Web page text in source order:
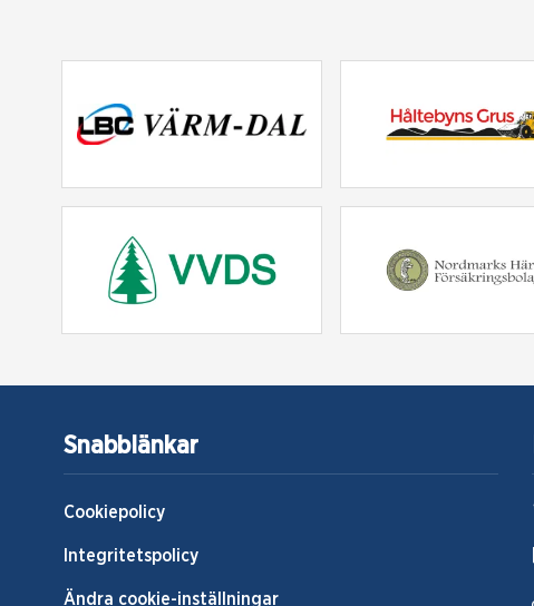
Snabblänkar
Cookiepolicy
Integritetspolicy
Ändra cookie-inställningar